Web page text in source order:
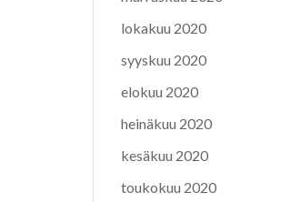
lokakuu 2020
syyskuu 2020
elokuu 2020
heinäkuu 2020
kesäkuu 2020
toukokuu 2020